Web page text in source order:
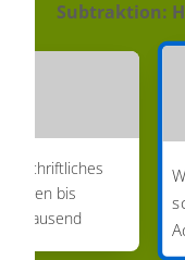
Subtraktion:
bis